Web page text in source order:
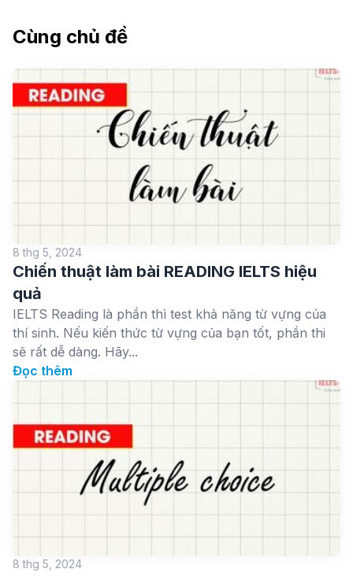
Cùng chủ đề
8 thg 5, 2024
Chiến thuật làm bài READING IELTS hiệu
quả
IELTS Reading là phần thì test khả năng từ vựng của
thí sinh. Nếu kiến thức từ vựng của bạn tốt, phần thi
sẽ rất dễ dàng. Hãy...
Đọc thêm
8 thg 5, 2024